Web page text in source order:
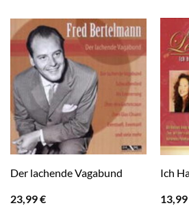
Der lachende Vagabund
23,99€
Ich
13,99